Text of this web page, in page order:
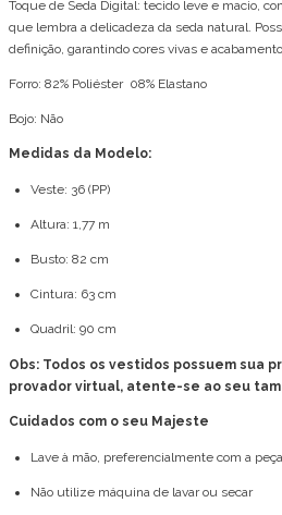
Toque de Seda Digital: tecido leve e macio,
que lembra a delicadeza da seda natural.
definição, garantindo cores vivas e
Forro: 82% Poliéster 08% Elastano
Bojo: Não
Medidas da Modelo:
Veste: 36 (PP)
Altura: 1,77 m
Busto: 82 cm
Cintura: 63 cm
Quadril: 90 cm
Obs: Todos os vestidos possuem sua
provador virtual, atente-se ao seu
Cuidados com o seu Majeste
Lave à mão, preferencialmente com a
Não utilize máquina de lavar ou secar